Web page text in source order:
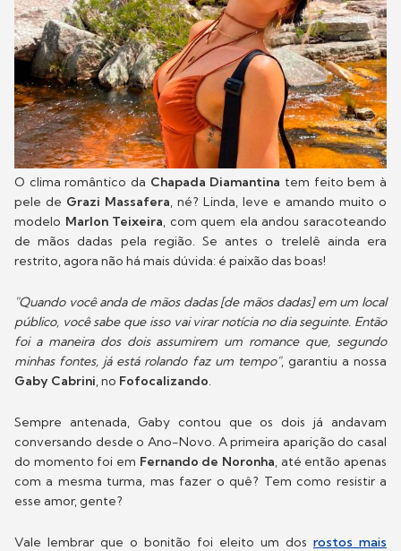
O clima romântico da Chapada Diamantina tem feito bem à
pele de Grazi Massafera, né? Linda, leve e amando muito o
modelo Marlon Teixeira, com quem ela andou saracoteando
de mãos dadas pela região. Se antes o trelelê ainda era
restrito, agora não há mais dúvida: é paixão das boas!
"Quando você anda de mãos dadas [de mãos dadas] em um local
público, você sabe que isso vai virar notícia no dia seguinte. Então
foi a maneira dos dois assumirem um romance que, segundo
minhas fontes, já está rolando faz um tempo", garantiu a nossa
Gaby Cabrini, no Fofocalizando.
Sempre antenada, Gaby contou que os dois já andavam
conversando desde o Ano-Novo. A primeira aparição do casal
do momento foi em Fernando de Noronha, até então apenas
com a mesma turma, mas fazer o quê? Tem como resistir a
esse amor, gente?
Vale lembrar que o bonitão foi eleito um dos rostos mais